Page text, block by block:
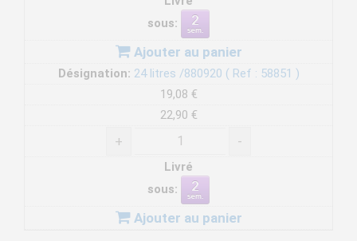
sous:
Ajouter au panier
Désignation: 24 litres /880920 ( Ref : 58851 )
19,08 €
22,90 €
+ -
Livré
sous:
Ajouter au panier